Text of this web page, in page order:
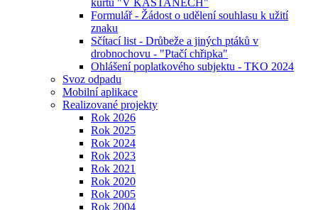
kurtů "V KAŠTANECH"
Formulář - Žádost o udělení souhlasu k užití
znaku
Sčítací list - Drůbeže a jiných ptáků v
drobnochovu - "Ptačí chřipka"
Ohlášení poplatkového subjektu - TKO 2024
Svoz odpadu
Mobilní aplikace
Realizované projekty
Rok 2026
Rok 2025
Rok 2024
Rok 2023
Rok 2021
Rok 2020
Rok 2005
Rok 2004